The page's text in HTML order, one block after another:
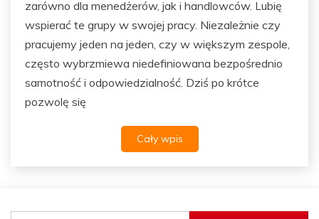
zarówno dla menedżerów, jak i handlowców. Lubię
wspierać te grupy w swojej pracy. Niezależnie czy
pracujemy jeden na jeden, czy w większym zespole,
często wybrzmiewa niedefiniowana bezpośrednio
samotność i odpowiedzialność. Dziś po krótce
pozwolę się
Cały wpis